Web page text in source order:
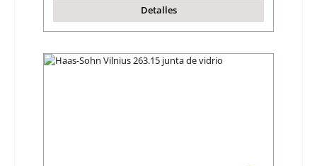
Detalles